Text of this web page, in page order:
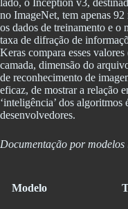
no ImageNet, tem apenas
os dados de treinamento e o
taxa de difração de
Keras compara esses
camada, dimensão do
de reconhecimento de
eficaz, de mostrar a relação
‘inteligência’ dos
desenvolvedores.
Documentação por
Modelo